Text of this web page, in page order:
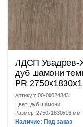
ЛДСП Увадрев-
дуб шамони
PR
Артикул: 00-00024343
Цвет: дуб шамони
Размер: 2750x1830x16 мм
Наличие: Под заказ